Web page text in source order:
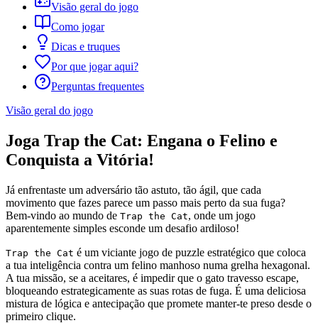
Visão geral do jogo
Como jogar
Dicas e truques
Por que jogar aqui?
Perguntas frequentes
Visão geral do jogo
Joga Trap the Cat: Engana o Felino e
Conquista a Vitória!
Já enfrentaste um adversário tão astuto, tão ágil, que cada
movimento que fazes parece um passo mais perto da sua fuga?
Bem-vindo ao mundo de Trap the Cat, onde um jogo
aparentemente simples esconde um desafio ardiloso!
Trap the Cat é um viciante jogo de puzzle estratégico que coloca
a tua inteligência contra um felino manhoso numa grelha hexagonal.
A tua missão, se a aceitares, é impedir que o gato travesso escape,
bloqueando estrategicamente as suas rotas de fuga. É uma deliciosa
mistura de lógica e antecipação que promete manter-te preso desde o
primeiro clique.